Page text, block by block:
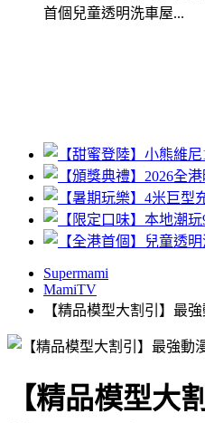
首個兒童透明洗車屋...
Supermami
MamiTV
【精品模型大割引】最
【精品模型大